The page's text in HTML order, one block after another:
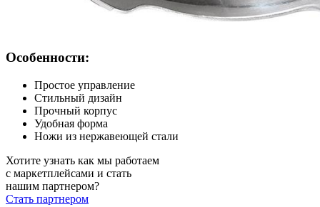
Особенности:
Простое управление
Стильный дизайн
Прочный корпус
Удобная форма
Ножи из нержавеющей стали
Хотите узнать как мы работаем
с маркетплейсами и стать
нашим партнером?
Стать партнером